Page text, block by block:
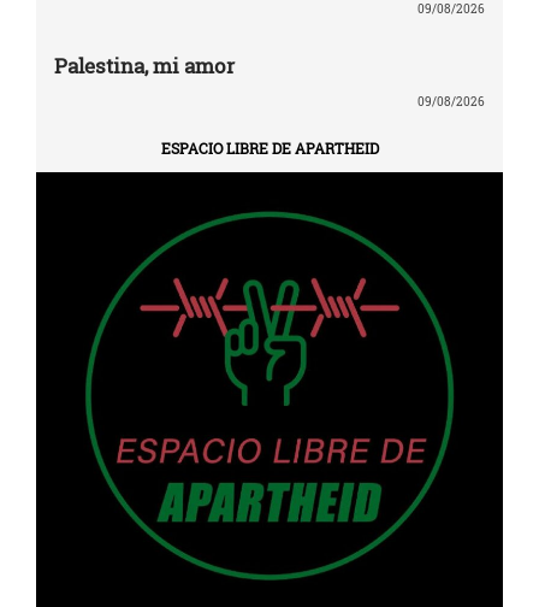
09/08/2026
Palestina, mi amor
09/08/2026
ESPACIO LIBRE DE APARTHEID